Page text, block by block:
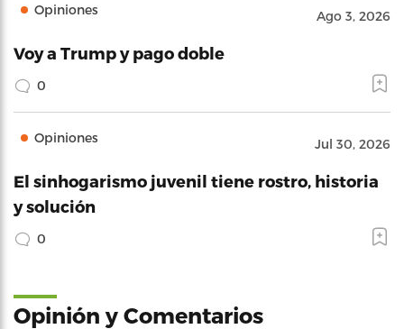
Opiniones Ago 3, 2026
Voy a Trump y pago doble
0
Opiniones Jul 30, 2026
El sinhogarismo juvenil tiene rostro, historia
y solución
0
Opinión y Comentarios